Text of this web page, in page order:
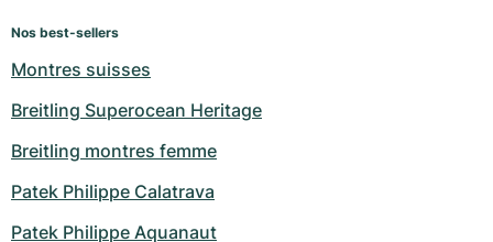
Nos best-sellers
Montres suisses
Breitling Superocean Heritage
Breitling montres femme
Patek Philippe Calatrava
Patek Philippe Aquanaut